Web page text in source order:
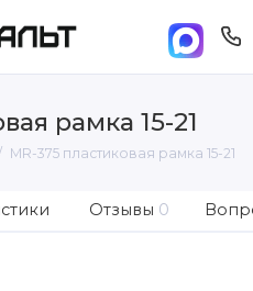
рамка 15-21
MR-375 пластиковая рамка 15-21
Отзывы 0